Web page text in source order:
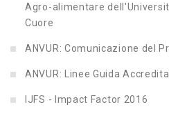
Agro-alimentare
Cuore
ANVUR: Comunicazione del
ANVUR: Linee Guida
IJFS - Impact Factor 2016